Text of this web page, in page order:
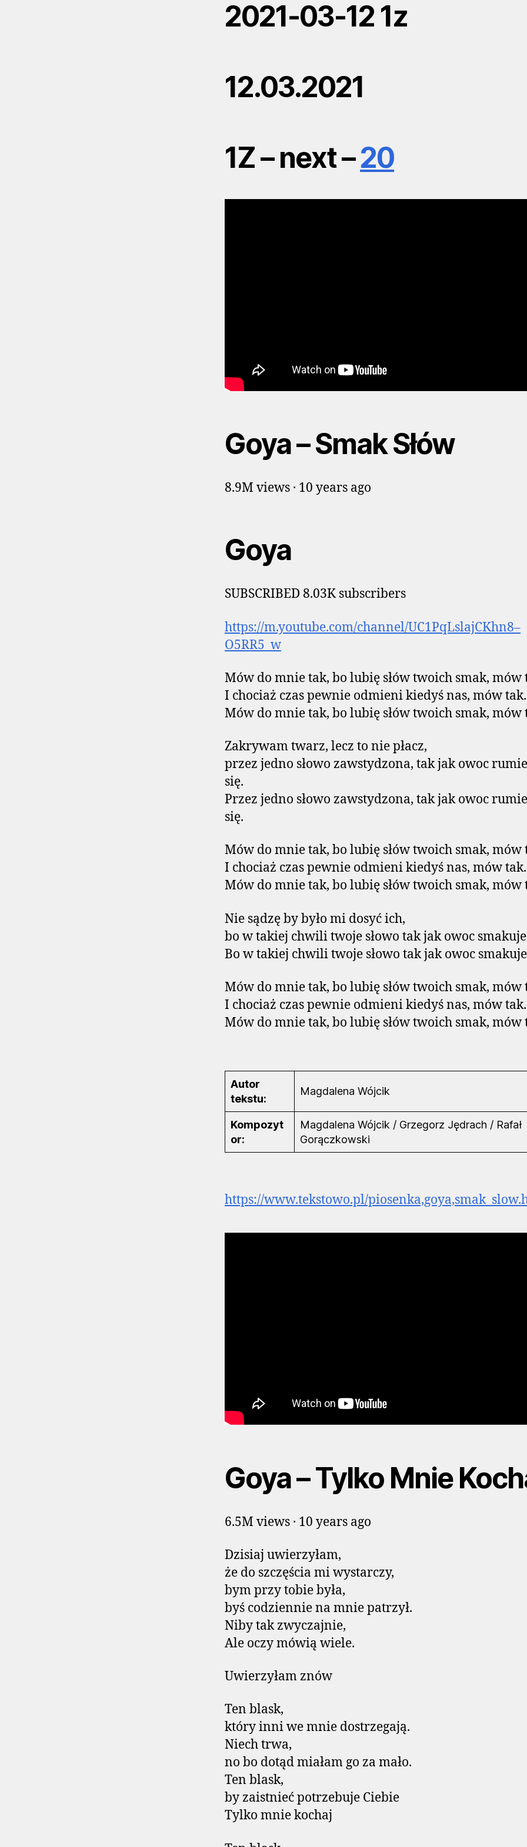
2021-03-12 1z
12.03.2021
1Z – next –20
Goya – Smak Słów
8.9M views · 10 years ago
Goya
SUBSCRIBED 8.03K subscribers
https://m.youtube.com/channel/UC1PqLslajCKhn8–
O5RR5_w
Mów do mnie tak, bo lubię słów twoich smak, mów
I chociaż czas pewnie odmieni kiedyś nas, mów tak.
Mów do mnie tak, bo lubię słów twoich smak, mów
Zakrywam twarz, lecz to nie płacz,
przez jedno słowo zawstydzona, tak jak owoc
się.
Przez jedno słowo zawstydzona, tak jak owoc
się.
Mów do mnie tak, bo lubię słów twoich smak, mów
I chociaż czas pewnie odmieni kiedyś nas, mów tak.
Mów do mnie tak, bo lubię słów twoich smak, mów
Nie sądzę by było mi dosyć ich,
bo w takiej chwili twoje słowo tak jak owoc
Bo w takiej chwili twoje słowo tak jak owoc
Mów do mnie tak, bo lubię słów twoich smak, mów
I chociaż czas pewnie odmieni kiedyś nas, mów tak.
Mów do mnie tak, bo lubię słów twoich smak, mów
Autor
tekstu:
Magdalena Wójcik
Kompozyt
or:
Magdalena Wójcik / Grzegorz Jędrach / Rafał
Gorączkowski
https://www.tekstowo.pl/
Goya – Tylko Mnie
6.5M views · 10 years ago
Dzisiaj uwierzyłam,
że do szczęścia mi wystarczy,
bym przy tobie była,
byś codziennie na mnie patrzył.
Niby tak zwyczajnie,
Ale oczy mówią wiele.
Uwierzyłam znów
Ten blask,
który inni we mnie dostrzegają.
Niech trwa,
no bo dotąd miałam go za mało.
Ten blask,
by zaistnieć potrzebuje Ciebie
Tylko mnie kochaj